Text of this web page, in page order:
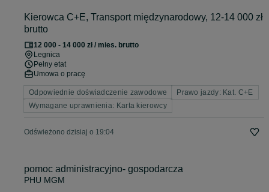
Kierowca C+E, Transport międzynarodowy, 12-14 000 zł
brutto
12 000 - 14 000 zł / mies. brutto
Legnica
Pełny etat
Umowa o pracę
Odpowiednie doświadczenie zawodowe
Prawo jazdy: Kat. C+E
Wymagane uprawnienia: Karta kierowcy
Odświeżono dzisiaj o 19:04
pomoc administracyjno- gospodarcza
PHU MGM